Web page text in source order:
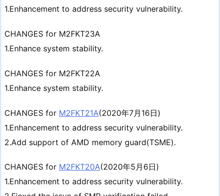
1.Enhancement to address security vulnerability.
CHANGES for M2FKT23A
1.Enhance system stability.
CHANGES for M2FKT22A
1.Enhance system stability.
CHANGES for M2FKT21A(2020年7月16日)
1.Enhancement to address security vulnerability.
2.Add support of AMD memory guard(TSME).
CHANGES for M2FKT20A(2020年5月6日)
1.Enhancement to address security vulnerability.